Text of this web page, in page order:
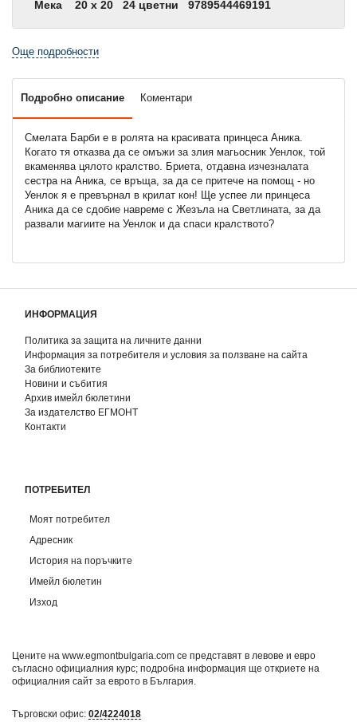
Мека
20 x 20
24 цветни
9789544469191
Още подробности
Подробно описание Коментари
Смелата Барби е в ролята на красивата принцеса Аника.
Когато тя отказва да се омъжи за злия магьосник Уенлок, той
вкаменява цялото кралство. Бриета, отдавна изчезналата
сестра на Аника, се връща, за да се притече на помощ - но
Уенлок я е превърнал в крилат кон! Ще успее ли принцеса
Аника да се сдобие навреме с Жезъла на Светлината, за да
развали магиите на Уенлок и да спаси кралството?
ИНФОРМАЦИЯ
Политика за защита на личните данни
Информация за потребителя и условия за ползване на сайта
За библиотеките
Новини и събития
Архив имейл бюлетини
За издателство ЕГМОНТ
Контакти
ПОТРЕБИТЕЛ
Моят потребител
Адресник
История на поръчките
Имейл бюлетин
Изход
Цените на www.egmontbulgaria.com се представят в левове и евро
съгласно официалния курс; подробна информация ще откриете на
официалния сайт за еврото в България
Търговски офис: 02/4224018